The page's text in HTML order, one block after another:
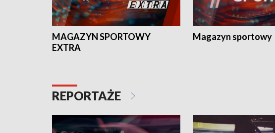
MAGAZYN SPORTOWY
EXTRA
Magazyn sportowy
REPORTAŻE